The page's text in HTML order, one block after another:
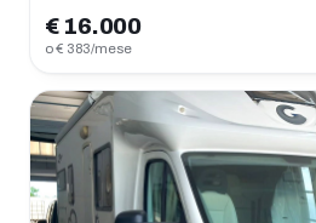
€ 16.000
o € 383/mese